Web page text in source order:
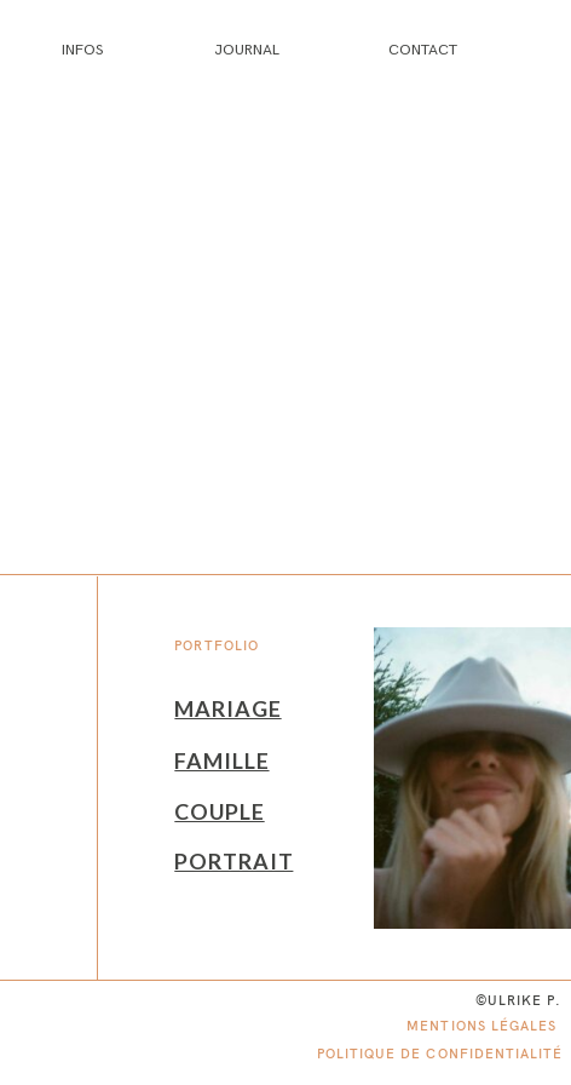
INFOS JOURNAL CONTACT
PORTFOLIO
MARIAGE
FAMILLE
COUPLE
PORTRAIT
©ULRIKE P.
MENTIONS LÉGALES
POLITIQUE DE CONFIDENTIALITÉ